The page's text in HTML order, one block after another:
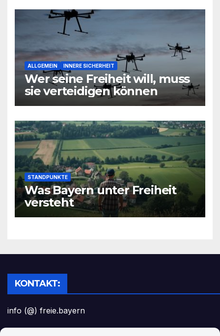
noch leisten?
ALLGEMEIN INNERE SICHERHEIT
Wer seine Freiheit will, muss
sie verteidigen können
STANDPUNKTE
Was Bayern unter Freiheit
versteht
KONTAKT:
info (@) freie.bayern